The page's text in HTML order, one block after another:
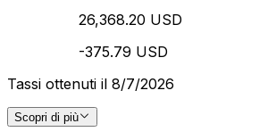
26,368.20 USD
-375.79 USD
Tassi ottenuti il 8/7/2026
Scopri di più